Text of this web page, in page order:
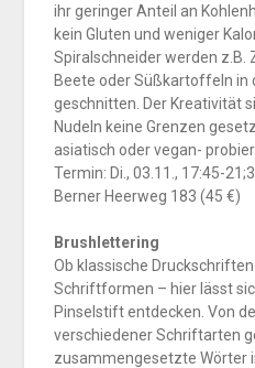
ihr geringer Anteil an
kein Gluten und weniger
Spiralschneider werden z.B.
Beete oder Süßkartoffeln in
geschnitten. Der Kreativität
Nudeln keine Grenzen
asiatisch oder vegan-
Termin: Di., 03.11., 17:45-
Berner Heerweg 183 (45 €)
Brushlettering
Ob klassische
Schriftformen – hier lässt
Pinselstift entdecken. Von
verschiedener Schriftarten
zusammengesetzte Wörter